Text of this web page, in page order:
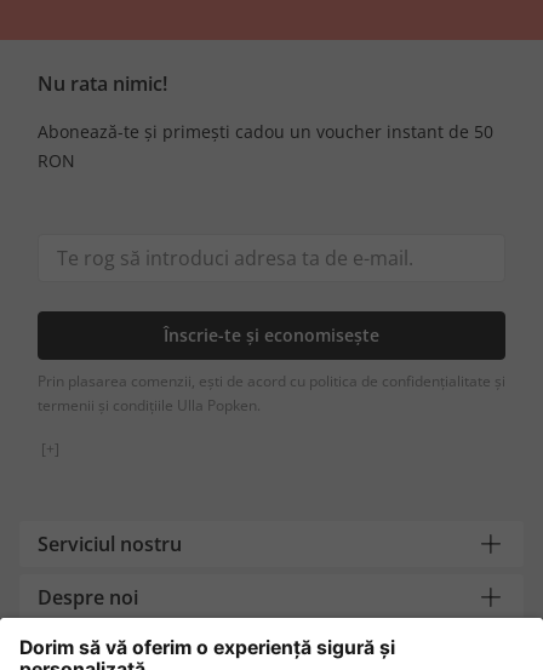
Nu rata nimic!
Abonează-te și primești cadou un voucher instant de 50
RON
Înscrie-te și economisește
Prin plasarea comenzii, ești de acord cu politica de confidențialitate și
termenii și condițiile Ulla Popken.
[+]
Serviciul nostru
Despre noi
Contact